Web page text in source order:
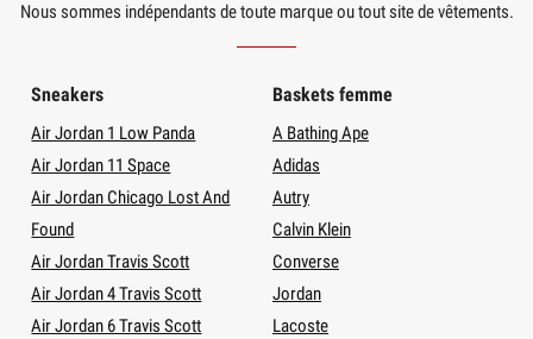
Nous sommes indépendants de toute marque ou tout site de vêtements.
Sneakers
Air Jordan 1 Low Panda
Air Jordan 11 Space
Air Jordan Chicago Lost And
Found
Air Jordan Travis Scott
Air Jordan 4 Travis Scott
Air Jordan 6 Travis Scott
Baskets femme
A Bathing Ape
Adidas
Autry
Calvin Klein
Converse
Jordan
Lacoste